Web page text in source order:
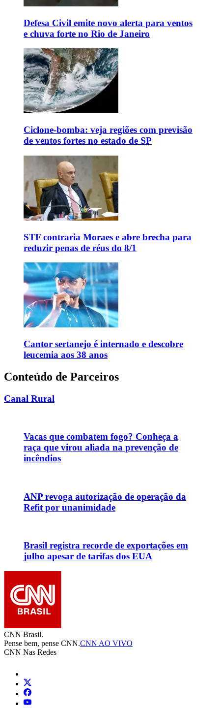
Defesa Civil emite novo alerta para ventos
e chuva forte no Rio de Janeiro
Ciclone-bomba: veja regiões com previsão
de ventos fortes no estado de SP
STF contraria Moraes e abre brecha para
reduzir penas de réus do 8/1
Cantor sertanejo é internado e descobre
leucemia aos 38 anos
Conteúdo de Parceiros
Canal Rural
Vacas que combatem fogo? Conheça a
raça que virou aliada na prevenção de
incêndios
ANP revoga autorização de operação da
Refit por unanimidade
Brasil registra recorde de exportações em
julho apesar de tarifas dos EUA
CNN Brasil.
Pense bem, pense CNN.CNN AO VIVO
CNN Nas Redes